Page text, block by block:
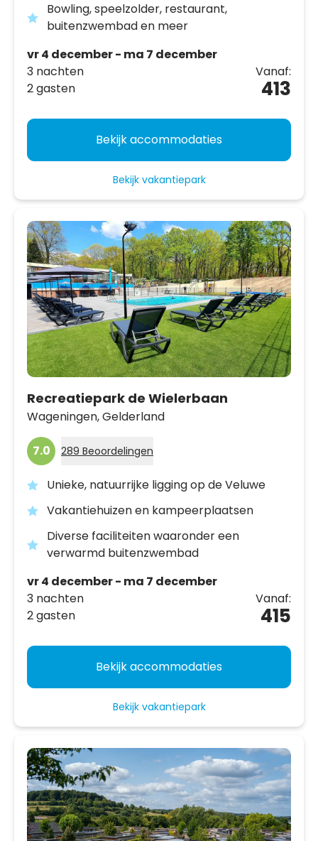
Bowling, speelzolder, restaurant,
buitenzwembad en meer
vr 4 december - ma 7 december
3 nachten
2 gasten
Vanaf:
413
Bekijk accommodaties
Bekijk vakantiepark
Recreatiepark de Wielerbaan
Wageningen,Gelderland
7.0 289 Beoordelingen
Unieke, natuurrijke ligging op de Veluwe
Vakantiehuizen en kampeerplaatsen
Diverse faciliteiten waaronder een
verwarmd buitenzwembad
vr 4 december - ma 7 december
3 nachten
2 gasten
Vanaf:
415
Bekijk accommodaties
Bekijk vakantiepark